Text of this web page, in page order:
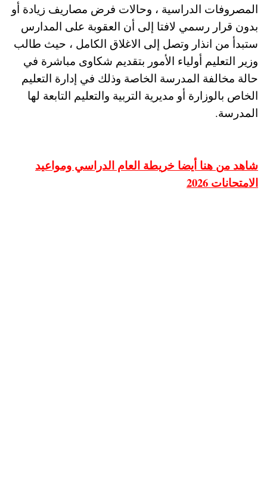
المصروفات الدراسية ، وحالات فرض مصاريف زيادة أو
بدون قرار رسمي لافتا إلى أن العقوبة على المدارس
ستبدأ من انذار وتصل إلى الاغلاق الكامل ، حيث طالب
وزير التعليم أولياء الأمور بتقديم شكاوى مباشرة في
حالة مخالفة المدرسة الخاصة وذلك في إدارة التعليم
الخاص بالوزارة أو مديرية التربية والتعليم التابعة لها
المدرسة.
شاهد من هنا أيضا خريطة العام الدراسي ومواعيد
الامتحانات 2026